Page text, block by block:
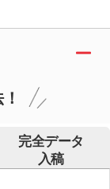
完全データ
入稿